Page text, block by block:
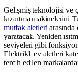
Gelişmiş teknolojisi ve
kızartma makinelerini
mutfak aletleri
yaratacak. Yeniden
seviyeleri gibi
Elektrikli ev aletleri
tercih edilen